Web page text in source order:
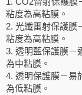
粘度為高粘膜。
2. 光纖雷射保護膜
粘度為高粘膜。
3. 透明藍保護膜－
為中粘膜。
4. 透明保護膜－易
為低粘膜。